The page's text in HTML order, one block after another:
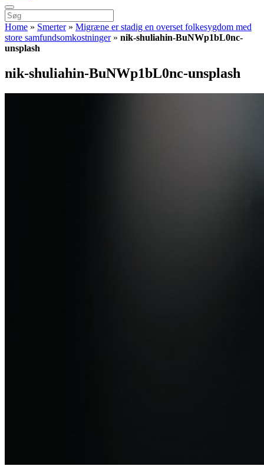
Home » Smerter» Migræne er stadig en overset folkesygdom med
store samfundsomkostninger» nik-shuliahin-BuNWp1bL0nc-
unsplash
nik-shuliahin-BuNWp1bL0nc-unsplash